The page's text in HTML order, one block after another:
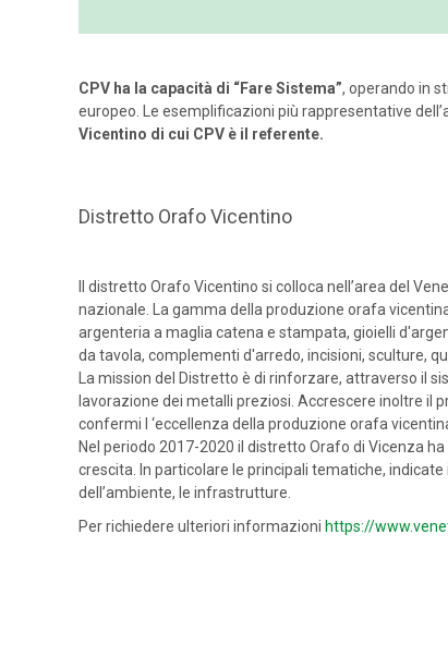
CPV ha la capacità di “Fare Sistema”, operando in
europeo. Le esemplificazioni più rappresentative
Vicentino di cui CPV è il referente.
Distretto Orafo Vicentino
Il distretto Orafo Vicentino si colloca nell’area del
nazionale. La gamma della produzione orafa
argenteria a maglia catena e stampata, gioielli
da tavola, complementi d'arredo, incisioni, sculture,
La mission del Distretto è di rinforzare, attraverso il
lavorazione dei metalli preziosi. Accrescere inoltre
confermi l ‘eccellenza della produzione orafa
Nel periodo 2017-2020 il distretto Orafo di Vicenza
crescita. In particolare le principali tematiche,
dell’ambiente, le infrastrutture.
Per richiedere ulteriori informazioni https://